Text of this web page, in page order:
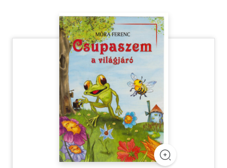
Szótár, nyelvkönyv
Tankönyv, segédkönyv
Társadalomtudomány
Természettudomány